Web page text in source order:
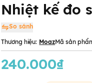
Nhiệt kế đo
So sánh
Thương hiệu: MoazMã sản
240.000₫